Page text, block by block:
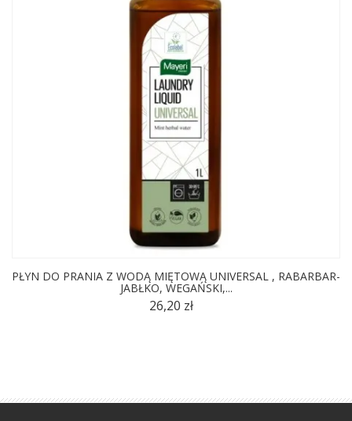
PŁYN DO PRANIA Z WODĄ MIĘTOWĄ UNIVERSAL , RABARBAR-
JABŁKO, WEGAŃSKI,...
26,20 zł